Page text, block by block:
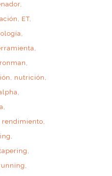
ET
nutrición
rendimiento